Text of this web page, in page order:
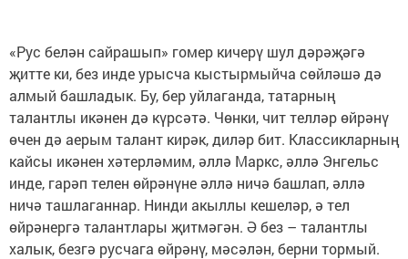
«Рус белән сайрашып» гомер кичерү шул дәрәҗәгә
җитте ки, без инде урысча кыстырмыйча сөйләшә дә
алмый башладык. Бу, бер уйлаганда, татарның
талантлы икәнен дә күрсәтә. Чөнки, чит телләр өйрәнү
өчен дә аерым талант кирәк, диләр бит. Классикларның
кайсы икәнен хәтерләмим, әллә Маркс, әллә Энгельс
инде, гарәп телен өйрәнүне әллә ничә башлап, әллә
ничә ташлаганнар. Нинди акыллы кешеләр, ә тел
өйрәнергә талантлары җитмәгән. Ә без – талантлы
халык, безгә русчага өйрәнү, мәсәлән, берни тормый.